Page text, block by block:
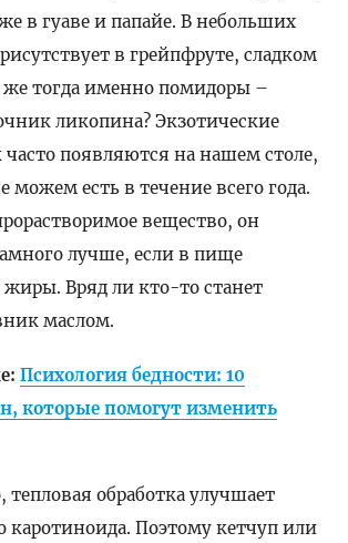
в гуаве и папайе. В небольших
в грейпфруте, сладком
же тогда именно помидоры –
ликопина? Экзотические
появляются на нашем столе,
можем есть в течение всего года.
вещество, он
лучше, если в пище
Вряд ли кто-то станет
маслом.
Психология бедности: 10
которые помогут изменить
тепловая обработка улучшает
каротиноида. Поэтому кетчуп или